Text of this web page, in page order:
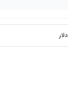
دلار